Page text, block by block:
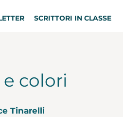
SCRITTORI IN CLASSE
colori
Tinarelli